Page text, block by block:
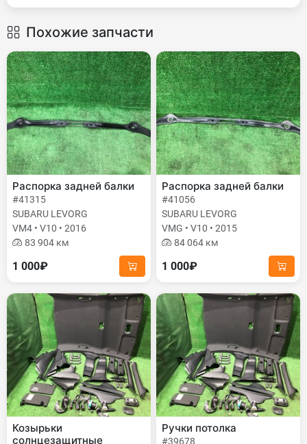
Похожие запчасти
Распорка задней балки
#41315
SUBARU LEVORG
VM4 • V10 • 2016
83 904 км
1 000₽
Распорка задней балки
#41056
SUBARU LEVORG
VMG • V10 • 2015
84 064 км
1 000₽
Козырьки
солнцезащитные
Ручки потолка
#39678